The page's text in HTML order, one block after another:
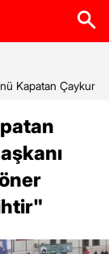
Kapatan Çaykur